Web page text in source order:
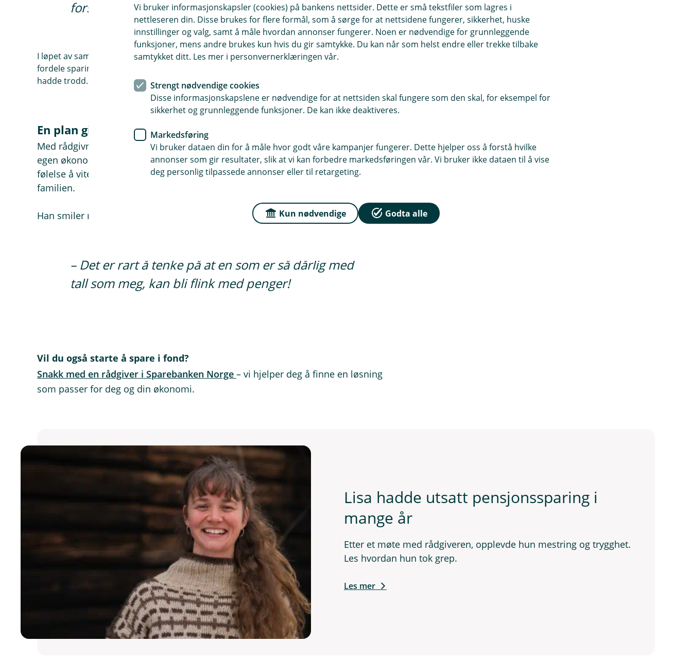
forstå, forteller han.
I løpet av samtalen fikk han oversikt over økonomien og en plan for hvordan han kunne
fordele sparingen i fond. Han oppdaget også at han faktisk kunne sette av mer enn han
hadde trodd.
En plan gir trygghet
Med rådgivning og en tilpasset spareplan har Thomas endelig tatt grep om sin
egen økonomi. Selv om han føler at han kom i gang litt sent, gir det en god
følelse å vite at han nå er på rett vei. Tryggheten gjelder ikke bare ham, men også
familien.
Han smiler når han oppsummerer reisen:
– Det er rart å tenke på at en som er så dårlig med
tall som meg, kan bli flink med penger!
Vil du også starte å spare i fond?
Snakk med en rådgiver i Sparebanken Norge – vi hjelper deg å finne en løsning
som passer for deg og din økonomi.
Lisa hadde utsatt pensjonssparing i
mange år
Etter et møte med rådgiveren, opplevde hun mestring og trygghet.
Les hvordan hun tok grep.
Les mer
Vi bruker informasjonskapsler (cookies) på bankens nettsider. Dette er små tekstfiler som lagres i
nettleseren din. Disse brukes for flere formål, som å sørge for at nettsidene fungerer, sikkerhet, huske
innstillinger og valg, samt å måle hvordan annonser fungerer. Noen er nødvendige for grunnleggende
funksjoner, mens andre brukes kun hvis du gir samtykke. Du kan når som helst endre eller trekke tilbake
samtykket ditt. Les mer i personvernerklæringen vår.
Strengt nødvendige cookies
Disse informasjonskapslene er nødvendige for at nettsiden skal fungere som den skal, for eksempel for
sikkerhet og grunnleggende funksjoner. De kan ikke deaktiveres.
Markedsføring
Vi bruker dataen din for å måle hvor godt våre kampanjer fungerer. Dette hjelper oss å forstå hvilke
annonser som gir resultater, slik at vi kan forbedre markedsføringen vår. Vi bruker ikke dataen til å vise
deg personlig tilpassede annonser eller til retargeting.
Kun nødvendige Godta alle